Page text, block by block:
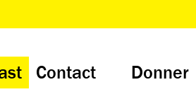
Contact Donner